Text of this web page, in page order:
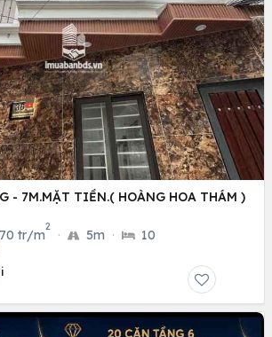
- 7M.MẶT TIỀN.( HOÀNG HOA THÁM )
tr/m
2
· 5m · 10